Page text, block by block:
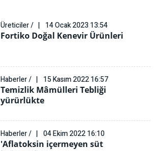
Üreticiler / 14 Ocak 2023 13:54
Fortiko Doğal Kenevir Ürünleri
Haberler / 15 Kasım 2022 16:57
Temizlik Mâmülleri Tebliği
yürürlükte
Haberler / 04 Ekim 2022 16:10
'Aflatoksin içermeyen süt